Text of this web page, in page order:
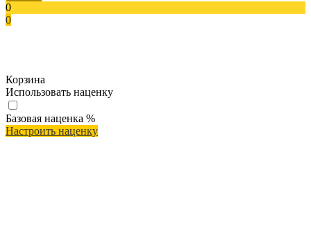
0
0
Корзина
Использовать наценку
Базовая наценка %
Настроить наценку